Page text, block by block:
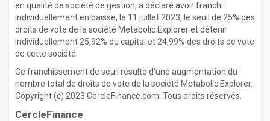
en qualité de société de gestion, a déclaré avoir franchi
individuellement en baisse, le 11 juillet 2023, le seuil de 25% des
droits de vote de la société Metabolic Explorer et détenir
individuellement 25,92% du capital et 24,99% des droits de vote
de cette société.
Ce franchissement de seuil résulte d'une augmentation du
nombre total de droits de vote de la société Metabolic Explorer.
Copyright (c) 2023 CercleFinance.com. Tous droits réservés.
CercleFinance